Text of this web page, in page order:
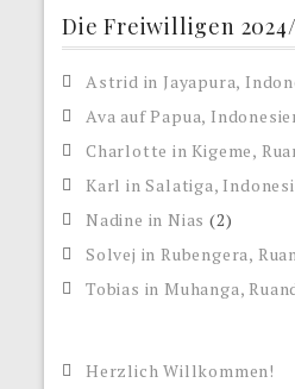
Die Freiwilligen 2024/
Astrid in Jayapura,
Ava auf Papua,
Charlotte in Kigeme,
Karl in Salatiga,
Nadine in Nias (2)
Solvej in Rubengera,
Tobias in Muhanga,
Herzlich Willkommen!